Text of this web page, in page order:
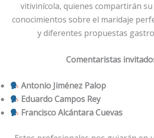
vitivinícola, quienes compartirán
conocimientos sobre el maridaje
y diferentes propuestas
Comentaristas
Antonio Jiménez Palop
Eduardo Campos Rey
Francisco Alcántara Cuevas